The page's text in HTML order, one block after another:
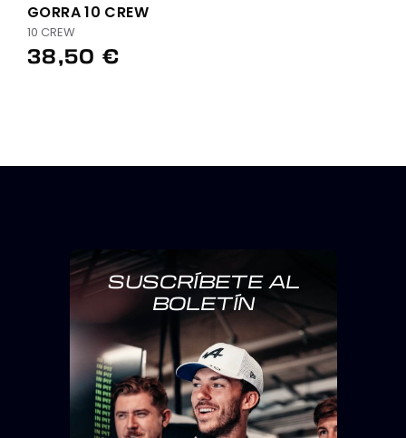
GORRA 10 CREW
10 CREW
38,50 €
SUSCRÍBETE AL
BOLETÍN